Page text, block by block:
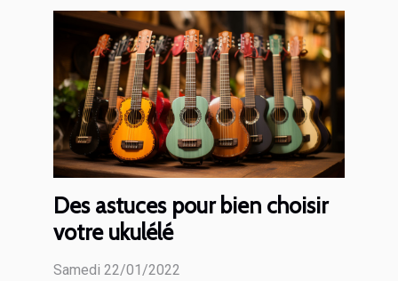
Des astuces pour bien choisir
votre ukulélé
Samedi 22/01/2022